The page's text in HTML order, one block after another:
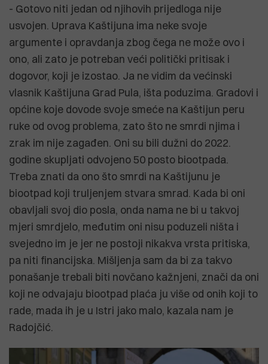
- Gotovo niti jedan od njihovih prijedloga nije
usvojen. Uprava Kaštijuna ima neke svoje
argumente i opravdanja zbog čega ne može ovo i
ono, ali zato je potreban veći politički pritisak i
dogovor, koji je izostao. Ja ne vidim da većinski
vlasnik Kaštijuna Grad Pula, išta poduzima. Gradovi i
općine koje dovode svoje smeće na Kaštijun peru
ruke od ovog problema, zato što ne smrdi njima i
zrak im nije zagađen. Oni su bili dužni do 2022.
godine skupljati odvojeno 50 posto biootpada.
Treba znati da ono što smrdi na Kaštijunu je
biootpad koji truljenjem stvara smrad. Kada bi oni
obavljali svoj dio posla, onda nama ne bi u takvoj
mjeri smrdjelo, međutim oni nisu poduzeli ništa i
svejedno im je jer ne postoji nikakva vrsta pritiska,
pa niti financijska. Mišljenja sam da bi za takvo
ponašanje trebali biti novčano kažnjeni, znači da oni
koji ne odvajaju biootpad plaća ju više od onih koji to
rade, mada ih je u Istri jako malo, kazala nam je
Radojčić.